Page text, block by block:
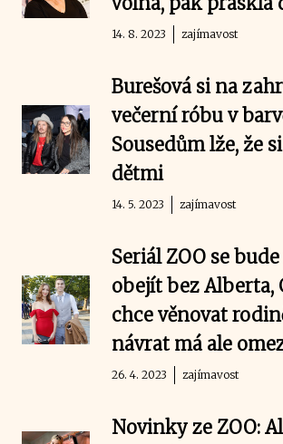
14. 8. 2023 zajímavost
Burešová si na
večerní róbu v
Sousedům lže, že
dětmi
14. 5. 2023 zajímavost
Seriál ZOO se
obejít bez Alberta,
chce věnovat
návrat má ale
26. 4. 2023 zajímavost
Novinky ze ZOO: